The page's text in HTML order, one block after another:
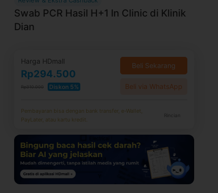
Swab PCR Hasil H+1 In Clinic di Klinik
Dian
Harga HDmall
Rp294.500
Rp310.000 Diskon 5%
Beli Sekarang
Beli via WhatsApp
Pembayaran bisa dengan bank transfer, e-Wallet,
PayLater, atau kartu kredit.
Rincian